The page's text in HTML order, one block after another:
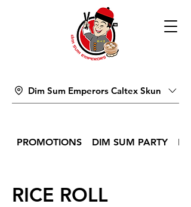
Dim Sum Emperors Caltex Skun
PROMOTIONS DIM SUM PARTY
RICE ROLL